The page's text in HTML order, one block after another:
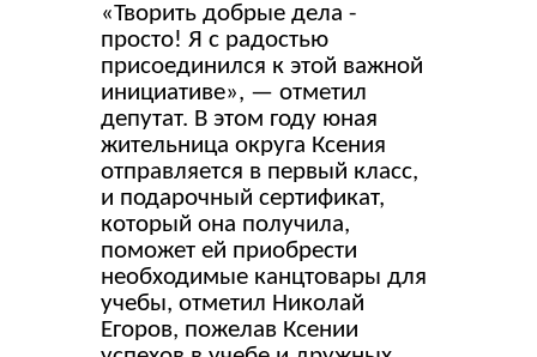
«Творить добрые дела -
просто! Я с радостью
присоединился к этой важной
инициативе», — отметил
депутат. В этом году юная
жительница округа Ксения
отправляется в первый класс,
и подарочный сертификат,
который она получила,
поможет ей приобрести
необходимые канцтовары для
учебы, отметил Николай
Егоров, пожелав Ксении